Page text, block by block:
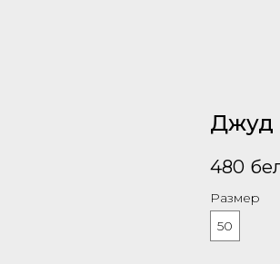
Джуд
480
Размер
50